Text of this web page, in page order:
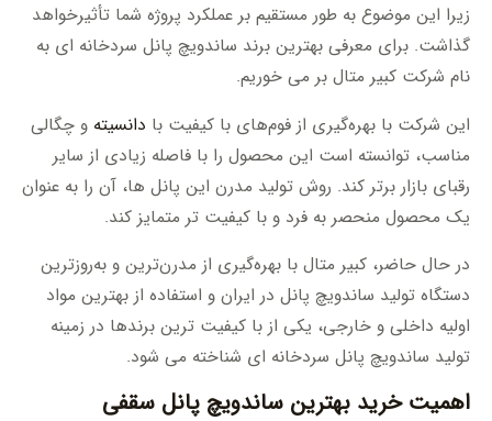
زیرا این موضوع به طور مستقیم بر عملکرد پروژه شما تأثیرخواهد
گذاشت. برای معرفی بهترین برند ساندویچ پانل سردخانه ای به
نام شرکت کبیر متال بر می خوریم.
این شرکت با بهره‌گیری از فوم‌های با کیفیت با دانسیته و چگالی
مناسب، توانسته است این محصول را با فاصله زیادی از سایر
رقبای بازار برتر کند. روش تولید مدرن این پانل ها، آن را به عنوان
یک محصول منحصر به فرد و با کیفیت تر متمایز کند.
در حال حاضر، کبیر متال با بهره‌گیری از مدرن‌ترین و به‌روزترین
دستگاه تولید ساندویچ پانل در ایران و استفاده از بهترین مواد
اولیه داخلی و خارجی، یکی از با کیفیت ترین برندها در زمینه
تولید ساندویچ پانل سردخانه ای شناخته می شود.
اهمیت خرید بهترین ساندویچ پانل سقفی